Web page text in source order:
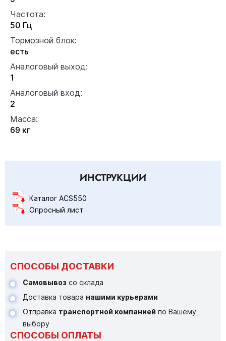
Частота:
50 Гц
Тормозной блок:
есть
Аналоговый выход:
1
Аналоговый вход:
2
Масса:
69 кг
ИНСТРУКЦИИ
Каталог ACS550
Опросный лист
СПОСОБЫ ДОСТАВКИ
Самовывоз со склада
Доставка товара нашими курьерами
Отправка транспортной компанией по Вашему
выбору
СПОСОБЫ ОПЛАТЫ